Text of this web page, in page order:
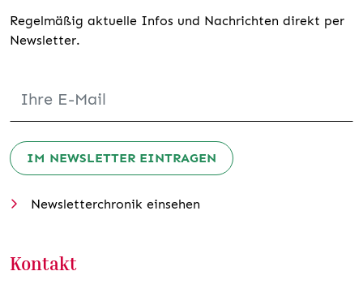
Regelmäßig aktuelle Infos und Nachrichten direkt per
Newsletter.
IM NEWSLETTER EINTRAGEN
Newsletterchronik einsehen
Kontakt